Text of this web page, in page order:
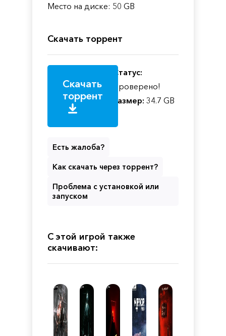
Место на диске: 50 GB
Скачать торрент
Скачать
торрент
Статус:
Проверено!
Размер: 34.7 GB
Есть жалоба?
Как скачать через торрент?
Проблема с установкой или
запуском
С этой игрой также
скачивают: